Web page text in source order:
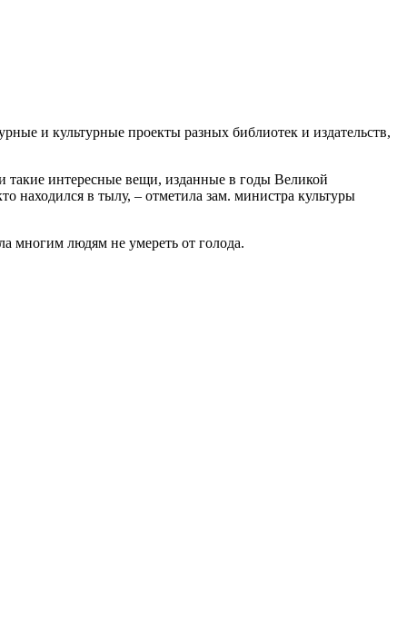
и культурные проекты разных библиотек и издательств,
интересные вещи, изданные в годы Великой
в тылу, – отметила зам. министра культуры
многим людям не умереть от голода.